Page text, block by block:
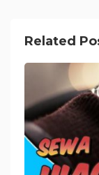
Related